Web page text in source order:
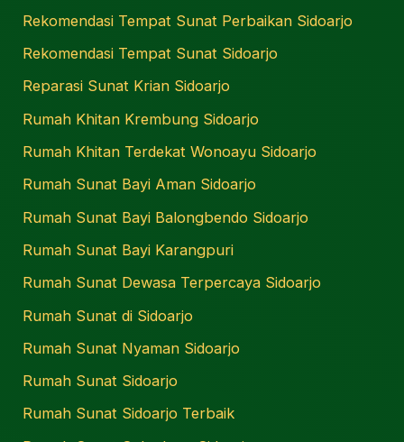
Rekomendasi Tempat Sunat Perbaikan Sidoarjo
Rekomendasi Tempat Sunat Sidoarjo
Reparasi Sunat Krian Sidoarjo
Rumah Khitan Krembung Sidoarjo
Rumah Khitan Terdekat Wonoayu Sidoarjo
Rumah Sunat Bayi Aman Sidoarjo
Rumah Sunat Bayi Balongbendo Sidoarjo
Rumah Sunat Bayi Karangpuri
Rumah Sunat Dewasa Terpercaya Sidoarjo
Rumah Sunat di Sidoarjo
Rumah Sunat Nyaman Sidoarjo
Rumah Sunat Sidoarjo
Rumah Sunat Sidoarjo Terbaik